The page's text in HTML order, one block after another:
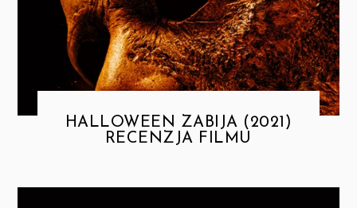
HALLOWEEN ZABIJA (2021)
RECENZJA FILMU